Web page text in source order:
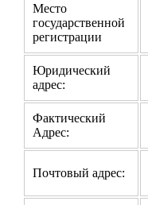
Место
государственной
регистрации
Юридический
адрес:
Фактический
Адрес:
Почтовый адрес: